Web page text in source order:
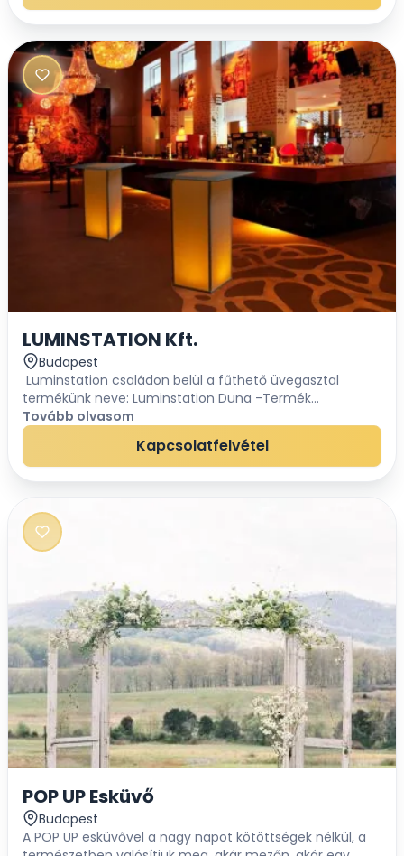
LUMINSTATION Kft.
Budapest
Luminstation családon belül a fűthető üvegasztal
termékünk neve: Luminstation Duna -Termék
magassága: 110 cm-Termék súlya: 58 kg Fűtési
kapacitása: -1800 W, gyakorlatban 2250W-8 perc...
Tovább olvasom
Kapcsolatfelvétel
POP UP Esküvő
Budapest
A POP UP esküvővel a nagy napot kötöttségek nélkül, a